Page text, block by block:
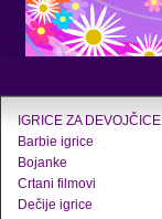
IGRICE ZA DEVOJČICE
Barbie igrice
Bojanke
Crtani filmovi
Dečije igrice